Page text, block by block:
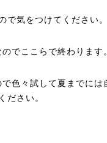
で気をつけてください。
でここらで終わります。
色々試して夏までには
ださい。